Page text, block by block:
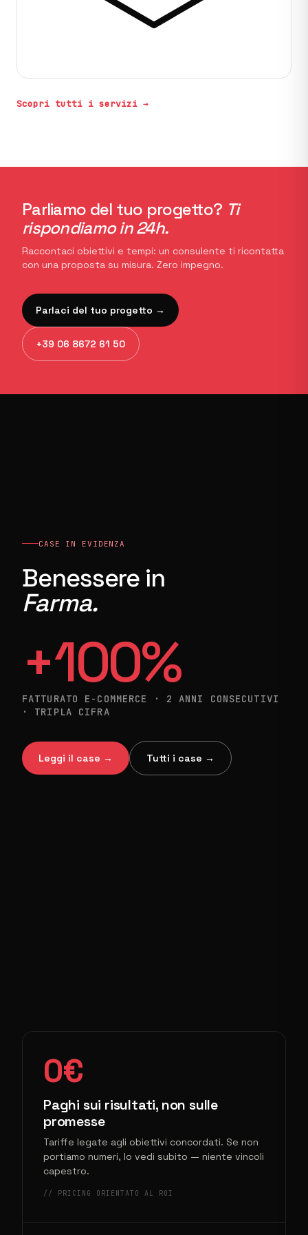
Scopri tutti i servizi →
Parliamo del tuo progetto? Ti
rispondiamo in 24h.
Raccontaci obiettivi e tempi: un consulente ti ricontatta
con una proposta su misura. Zero impegno.
Parlaci del tuo progetto →
+39 06 8672 61 50
CASE IN EVIDENZA
Benessere in
Farma.
+100%
FATTURATO E-COMMERCE · 2 ANNI CONSECUTIVI
· TRIPLA CIFRA
Leggi il case → Tutti i case →
0€
Paghi sui risultati, non sulle
promesse
Tariffe legate agli obiettivi concordati. Se non
portiamo numeri, lo vedi subito — niente vincoli
capestro.
// PRICING ORIENTATO AL ROI